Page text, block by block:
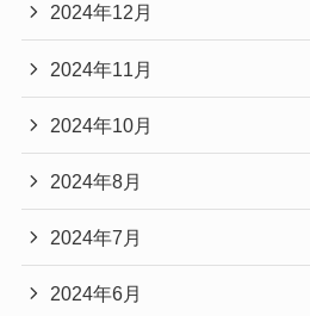
2024年12月
2024年11月
2024年10月
2024年8月
2024年7月
2024年6月